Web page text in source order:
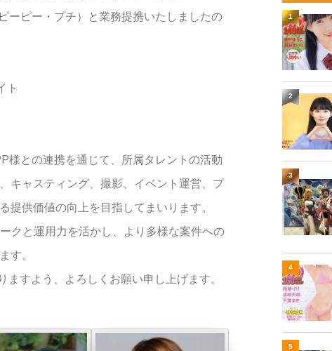
ーピー・プチ）と業務提携いたしましたの
ト
様との連携を通じて、所属タレントの活動
キャスティング、撮影、イベント運営、プ
提供価値の向上を目指してまいります。
クと運用力を活かし、より多様な案件への
す。
ますよう、よろしくお願い申し上げます。
1
2
3
4
5